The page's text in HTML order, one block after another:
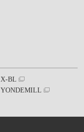
X-BL
YONDEMILL